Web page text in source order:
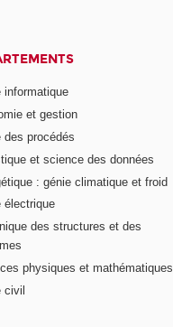
informatique
et gestion
des procédés
et science des données
: génie climatique et froid
électrique
des structures et des
physiques et mathématiques
civil